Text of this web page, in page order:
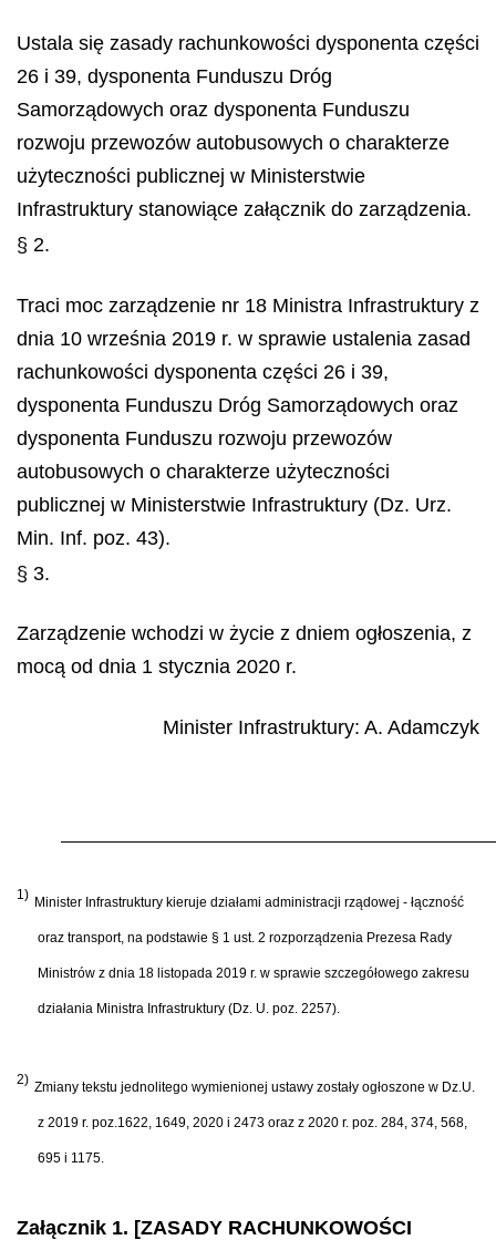
Ustala się zasady rachunkowości dysponenta części
26 i 39, dysponenta Funduszu Dróg
Samorządowych oraz dysponenta Funduszu
rozwoju przewozów autobusowych o charakterze
użyteczności publicznej w Ministerstwie
Infrastruktury stanowiące załącznik do zarządzenia.
§ 2.
Traci moc zarządzenie nr 18 Ministra Infrastruktury z
dnia 10 września 2019 r. w sprawie ustalenia zasad
rachunkowości dysponenta części 26 i 39,
dysponenta Funduszu Dróg Samorządowych oraz
dysponenta Funduszu rozwoju przewozów
autobusowych o charakterze użyteczności
publicznej w Ministerstwie Infrastruktury (Dz. Urz.
Min. Inf. poz. 43).
§ 3.
Zarządzenie wchodzi w życie z dniem ogłoszenia, z
mocą od dnia 1 stycznia 2020 r.
Minister Infrastruktury: A. Adamczyk
1) Minister Infrastruktury kieruje działami administracji rządowej - łączność
oraz transport, na podstawie § 1 ust. 2 rozporządzenia Prezesa Rady
Ministrów z dnia 18 listopada 2019 r. w sprawie szczegółowego zakresu
działania Ministra Infrastruktury (Dz. U. poz. 2257).
2) Zmiany tekstu jednolitego wymienionej ustawy zostały ogłoszone w Dz.U.
z 2019 r. poz.1622, 1649, 2020 i 2473 oraz z 2020 r. poz. 284, 374, 568,
695 i 1175.
Załącznik 1. [ZASADY RACHUNKOWOŚCI